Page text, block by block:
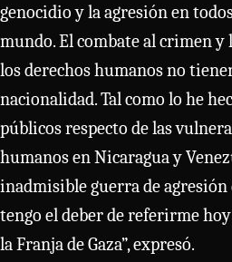
genocidio y la agresión en
mundo. El combate al crimen y
los derechos humanos no
nacionalidad. Tal como lo he
públicos respecto de las
humanos en Nicaragua y
inadmisible guerra de agresión
tengo el deber de referirme
la Franja de Gaza”, expresó.